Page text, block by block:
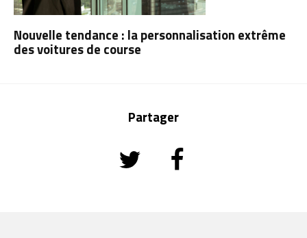
Nouvelle tendance : la personnalisation extrême
des voitures de course
Partager